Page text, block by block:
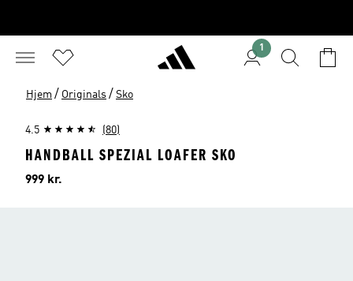
1
Hjem / Originals / Sko
4.5 (80)
HANDBALL SPEZIAL LOAFER SKO
Pris
999 kr.